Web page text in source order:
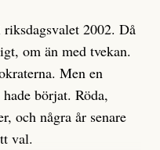
Det som läsaren
sina politiska åsikter
innehåll på sina
inte förstår sig
tydligen finns
säger saker som
2002. Då
om än med tvekan.
Men en
börjat. Röda,
och några år senare
val.